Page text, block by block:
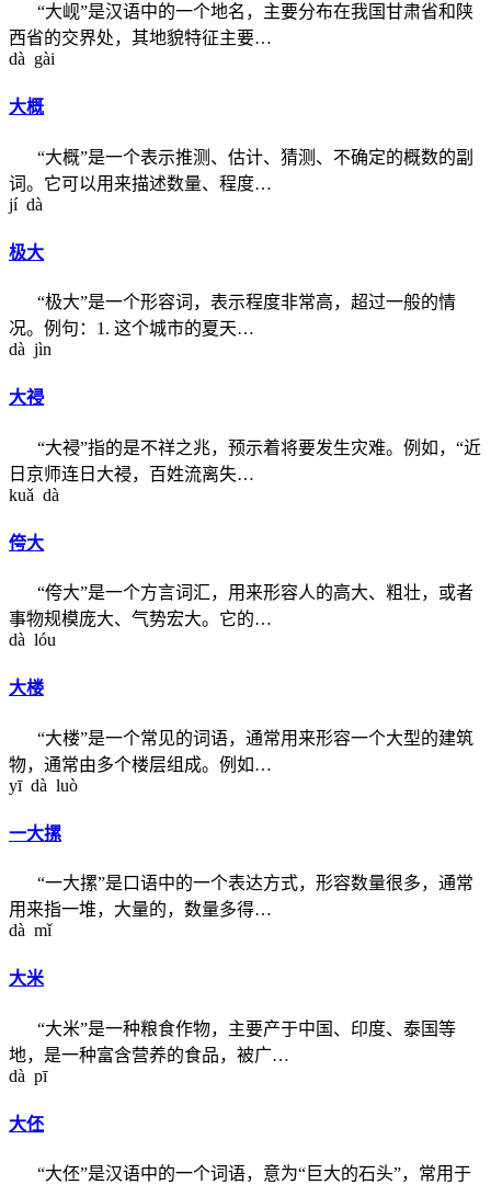
“大岘”是汉语中的一个地名，主要分布在我国甘肃省和陕
西省的交界处，其地貌特征主要…
dà gài
大概
“大概”是一个表示推测、估计、猜测、不确定的概数的副
词。它可以用来描述数量、程度…
jí dà
极大
“极大”是一个形容词，表示程度非常高，超过一般的情
况。例句：1. 这个城市的夏天…
dà jìn
大祲
“大祲”指的是不祥之兆，预示着将要发生灾难。例如，“近
日京师连日大祲，百姓流离失…
kuǎ dà
侉大
“侉大”是一个方言词汇，用来形容人的高大、粗壮，或者
事物规模庞大、气势宏大。它的…
dà lóu
大楼
“大楼”是一个常见的词语，通常用来形容一个大型的建筑
物，通常由多个楼层组成。例如…
yī dà luò
一大摞
“一大摞”是口语中的一个表达方式，形容数量很多，通常
用来指一堆，大量的，数量多得…
dà mǐ
大米
“大米”是一种粮食作物，主要产于中国、印度、泰国等
地，是一种富含营养的食品，被广…
dà pī
大伾
“大伾”是汉语中的一个词语，意为“巨大的石头”，常用于